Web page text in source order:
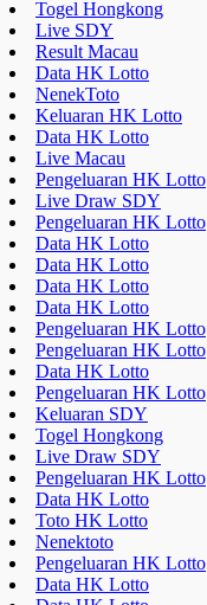
Togel Hongkong
Live SDY
Result Macau
Data HK Lotto
NenekToto
Keluaran HK Lotto
Data HK Lotto
Live Macau
Pengeluaran HK Lotto
Live Draw SDY
Pengeluaran HK Lotto
Data HK Lotto
Data HK Lotto
Data HK Lotto
Data HK Lotto
Pengeluaran HK Lotto
Pengeluaran HK Lotto
Data HK Lotto
Pengeluaran HK Lotto
Keluaran SDY
Togel Hongkong
Live Draw SDY
Pengeluaran HK Lotto
Data HK Lotto
Toto HK Lotto
Nenektoto
Pengeluaran HK Lotto
Data HK Lotto